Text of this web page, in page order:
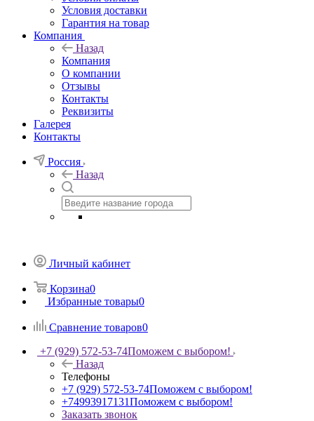
Условия доставки
Гарантия на товар
Компания
Назад
Компания
О компании
Отзывы
Контакты
Реквизиты
Галерея
Контакты
Россия
Назад
Личный кабинет
Корзина0
Избранные товары0
Сравнение товаров0
+7 (929) 572-53-74Поможем с выбором!
Назад
Телефоны
+7 (929) 572-53-74Поможем с выбором!
+74993917131Поможем с выбором!
Заказать звонок